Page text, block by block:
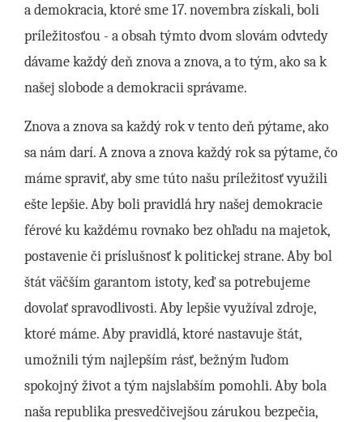
a demokracia, ktoré sme 17. novembra získali, boli
príležitosťou - a obsah týmto dvom slovám odvtedy
dávame každý deň znova a znova, a to tým, ako sa k
našej slobode a demokracii správame.
Znova a znova sa každý rok v tento deň pýtame, ako
sa nám darí. A znova a znova každý rok sa pýtame, čo
máme spraviť, aby sme túto našu príležitosť využili
ešte lepšie. Aby boli pravidlá hry našej demokracie
férové ku každému rovnako bez ohľadu na majetok,
postavenie či príslušnosť k politickej strane. Aby bol
štát väčším garantom istoty, keď sa potrebujeme
dovolať spravodlivosti. Aby lepšie využíval zdroje,
ktoré máme. Aby pravidlá, ktoré nastavuje štát,
umožnili tým najlepším rásť, bežným ľuďom
spokojný život a tým najslabším pomohli. Aby bola
naša republika presvedčivejšou zárukou bezpečia,